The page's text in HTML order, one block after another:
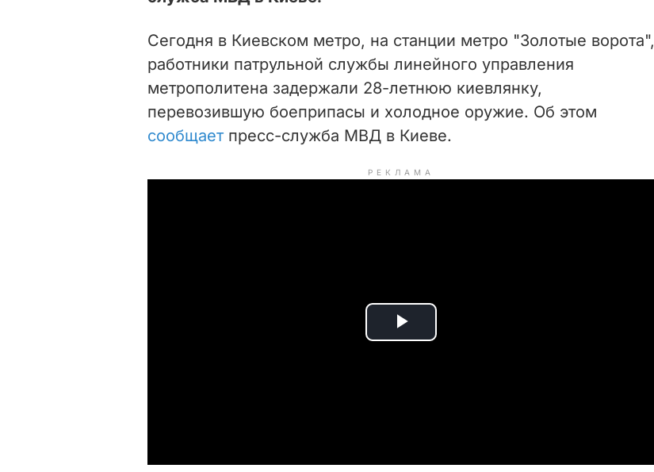
Сегодня в Киевском метро, на станции метро "Золотые ворота",
работники патрульной службы линейного управления
метрополитена задержали 28-летнюю киевлянку,
перевозившую боеприпасы и холодное оружие. Об этом
сообщаетпресс-служба МВД в Киеве.
РЕКЛАМА
P